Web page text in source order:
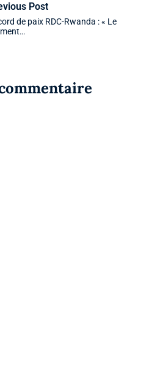
Post
de paix RDC-Rwanda : « Le